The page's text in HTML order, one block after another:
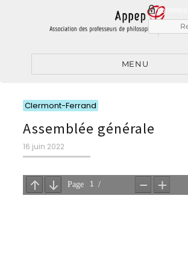
connexion
Recherche
pour
MENU
Clermont-Ferrand
Assemblée générale
Publié
le
16 juin 2022